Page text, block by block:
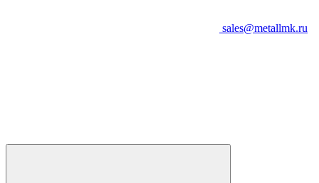
sales@metallmk.ru